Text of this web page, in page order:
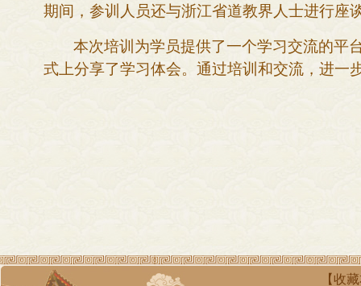
期间，参训人员还与浙江省道教界人士进行座
本次培训为学员提供了一个学习交流的平
式上分享了学习体会。通过培训和交流，进一